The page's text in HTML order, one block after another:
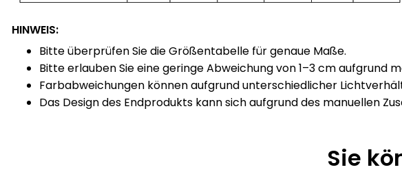
HINWEIS:
Bitte überprüfen Sie die Größentabelle für genaue Maße.
Bitte erlauben Sie eine geringe Abweichung von 1–3 cm aufgrund
Farbabweichungen können aufgrund unterschiedlicher
Das Design des Endprodukts kann sich aufgrund des manuellen
Sie